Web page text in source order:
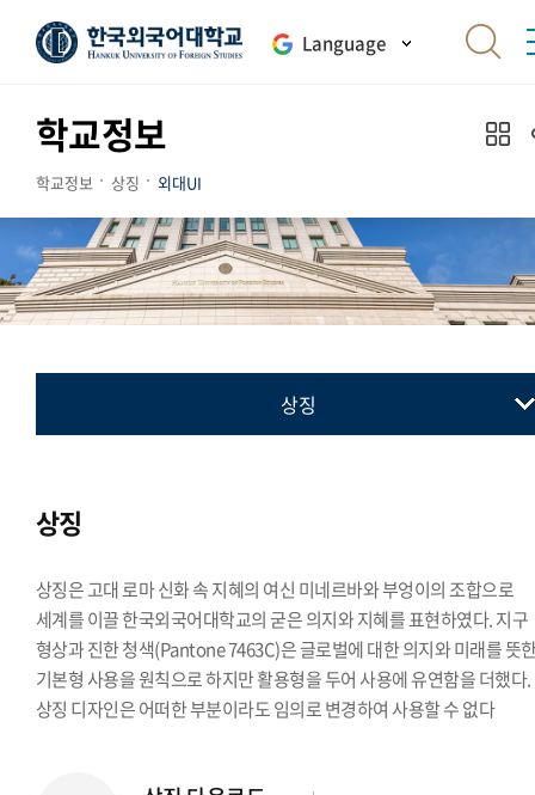
Language
학교정보
학교정보 상징 외대UI
상징
Stationery Items
상징
전용서체
PPT템플릿
캐릭터
상징
상징은 고대 로마 신화 속 지혜의 여신 미네르바와 부엉이의 조합으로
세계를 이끌 한국외국어대학교의 굳은 의지와 지혜를 표현하였다. 지구
형상과 진한 청색(Pantone 7463C)은 글로벌에 대한 의지와 미래를 뜻
기본형 사용을 원칙으로 하지만 활용형을 두어 사용에 유연함을 더했다.
상징 디자인은 어떠한 부분이라도 임의로 변경하여 사용할 수 없다